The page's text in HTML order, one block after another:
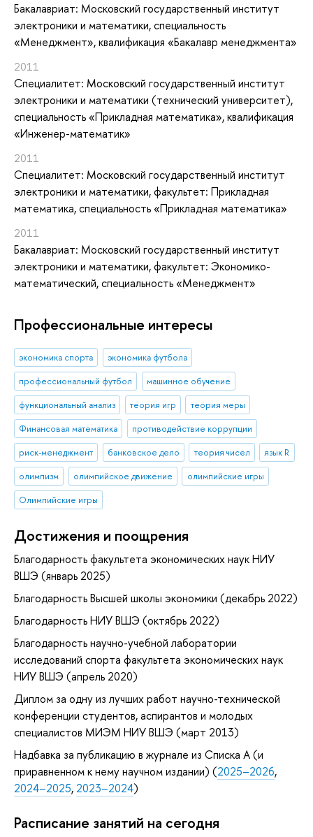
Бакалавриат: Московский государственный институт
электроники и математики, специальность
«Менеджмент», квалификация «Бакалавр менеджмента»
2011
Специалитет: Московский государственный институт
электроники и математики (технический университет),
специальность «Прикладная математика», квалификация
«Инженер-математик»
2011
Специалитет: Московский государственный институт
электроники и математики, факультет: Прикладная
математика, специальность «Прикладная математика»
2011
Бакалавриат: Московский государственный институт
электроники и математики, факультет: Экономико-
математический, специальность «Менеджмент»
Профессиональные интересы
экономика спорта
экономика футбола
профессиональный футбол
машинное обучение
функциональный анализ
теория игр
теория меры
Финансовая математика
противодействие коррупции
риск-менеджмент
банковское дело теория чисел
язык R
олимпизм
олимпийское движение
олимпийские игры
Олимпийские игры
Достижения и поощрения
Благодарность факультета экономических наук НИУ
ВШЭ (январь 2025)
Благодарность Высшей школы экономики (декабрь 2022)
Благодарность НИУ ВШЭ (октябрь 2022)
Благодарность научно-учебной лаборатории
исследований спорта факультета экономических наук
НИУ ВШЭ (апрель 2020)
Диплом за одну из лучших работ научно-технической
конференции студентов, аспирантов и молодых
специалистов МИЭМ НИУ ВШЭ (март 2013)
Надбавка за публикацию в журнале из Списка А (и
приравненном к нему научном издании) (2025–2026,
2024–2025, 2023–2024)
Расписание занятий на сегодня